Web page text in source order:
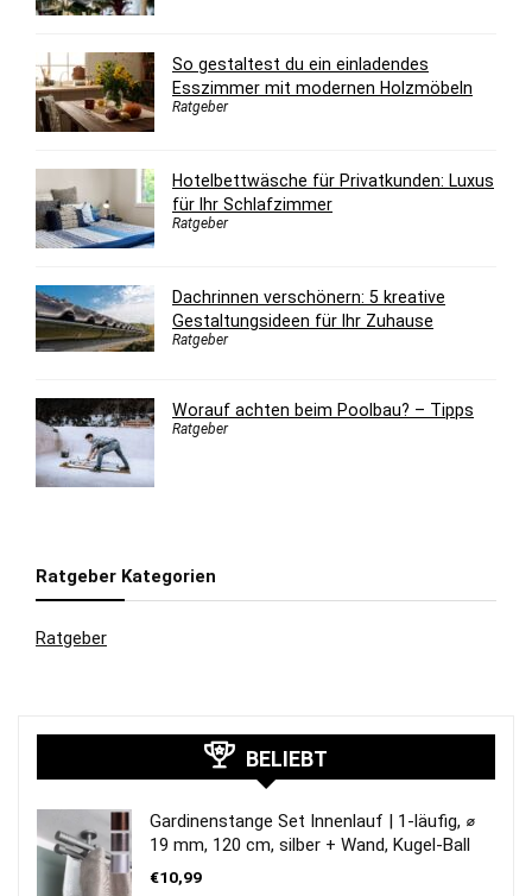
So gestaltest du ein einladendes
Esszimmer mit modernen Holzmöbeln
Ratgeber
Hotelbettwäsche für Privatkunden: Luxus
für Ihr Schlafzimmer
Ratgeber
Dachrinnen verschönern: 5 kreative
Gestaltungsideen für Ihr Zuhause
Ratgeber
Worauf achten beim Poolbau? – Tipps
Ratgeber
Ratgeber Kategorien
Ratgeber
BELIEBT
Gardinenstange Set Innenlauf | 1-läufig, ⌀
19 mm, 120 cm, silber + Wand, Kugel-Ball
€10,99